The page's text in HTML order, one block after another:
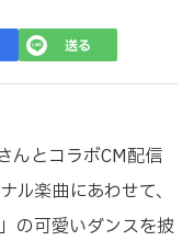
んとコラボCM配信
ル楽曲にあわせて、
の可愛いダンスを披